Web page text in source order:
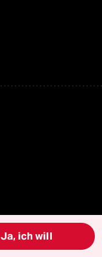
Ja, ich will